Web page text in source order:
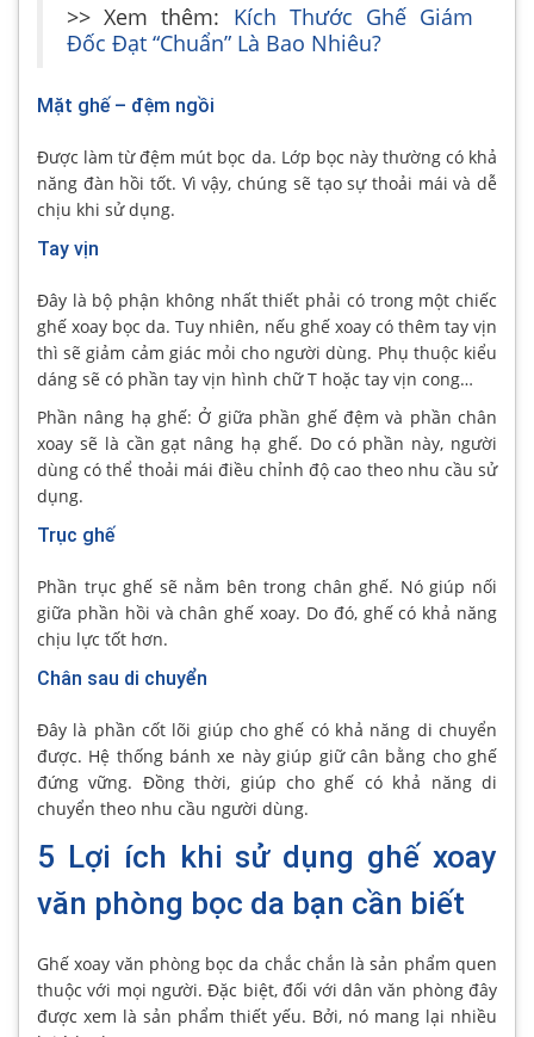
>> Xem thêm: Kích Thước Ghế Giám
Đốc Đạt “Chuẩn” Là Bao Nhiêu?
Mặt ghế – đệm ngồi
Được làm từ đệm mút bọc da. Lớp bọc này thường có khả
năng đàn hồi tốt. Vì vậy, chúng sẽ tạo sự thoải mái và dễ
chịu khi sử dụng.
Tay vịn
Đây là bộ phận không nhất thiết phải có trong một chiếc
ghế xoay bọc da. Tuy nhiên, nếu ghế xoay có thêm tay vịn
thì sẽ giảm cảm giác mỏi cho người dùng. Phụ thuộc kiểu
dáng sẽ có phần tay vịn hình chữ T hoặc tay vịn cong…
Phần nâng hạ ghế: Ở giữa phần ghế đệm và phần chân
xoay sẽ là cần gạt nâng hạ ghế. Do có phần này, người
dùng có thể thoải mái điều chỉnh độ cao theo nhu cầu sử
dụng.
Trục ghế
Phần trục ghế sẽ nằm bên trong chân ghế. Nó giúp nối
giữa phần hồi và chân ghế xoay. Do đó, ghế có khả năng
chịu lực tốt hơn.
Chân sau di chuyển
Đây là phần cốt lõi giúp cho ghế có khả năng di chuyển
được. Hệ thống bánh xe này giúp giữ cân bằng cho ghế
đứng vững. Đồng thời, giúp cho ghế có khả năng di
chuyển theo nhu cầu người dùng.
5 Lợi ích khi sử dụng ghế xoay
văn phòng bọc da bạn cần biết
Ghế xoay văn phòng bọc da chắc chắn là sản phẩm quen
thuộc với mọi người. Đặc biệt, đối với dân văn phòng đây
được xem là sản phẩm thiết yếu. Bởi, nó mang lại nhiều